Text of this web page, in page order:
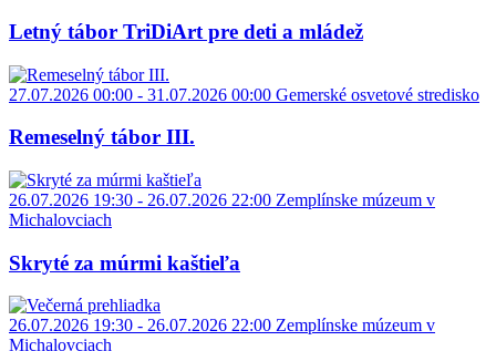
Letný tábor TriDiArt pre deti a mládež
27.07.2026 00:00 - 31.07.2026 00:00 Gemerské osvetové stredisko
Remeselný tábor III.
26.07.2026 19:30 - 26.07.2026 22:00 Zemplínske múzeum v
Michalovciach
Skryté za múrmi kaštieľa
26.07.2026 19:30 - 26.07.2026 22:00 Zemplínske múzeum v
Michalovciach